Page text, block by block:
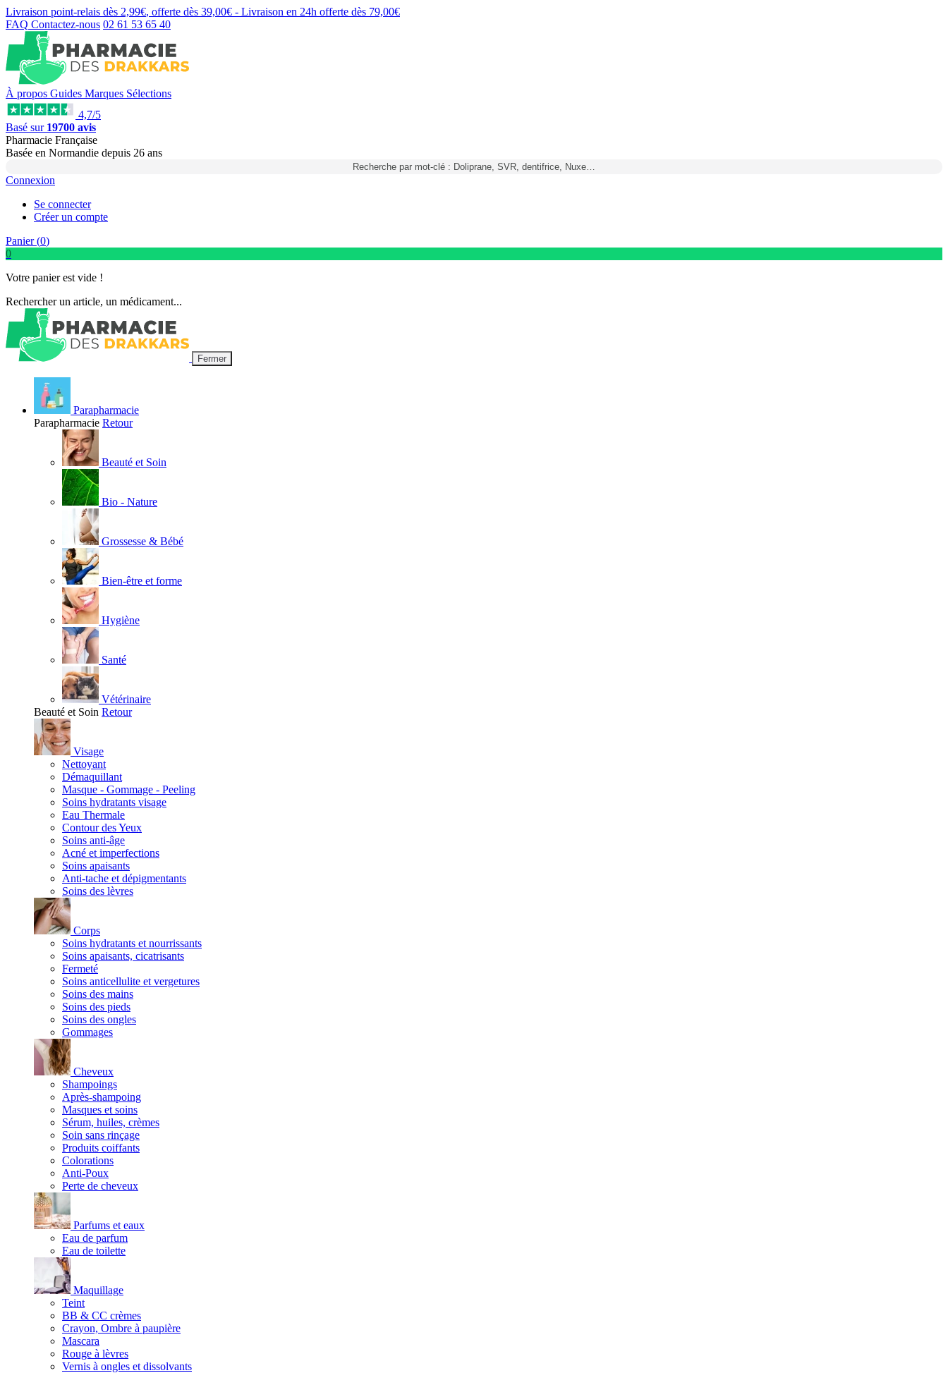
Livraison point-relais dès 2,99€, offerte dès 39,00€ - Livraison en 24h offerte dès 79,00€
FAQ Contactez-nous 02 61 53 65 40
À propos Guides Marques Sélections
4,7/5
Basé sur 19700 avis
Pharmacie Française
Basée en Normandie depuis 26 ans
Recherche par mot-clé : Doliprane, SVR, dentifrice, Nuxe…
Connexion
Se connecter
Créer un compte
Panier (0)
0
Votre panier est vide !
Rechercher un article, un médicament...
Fermer
Parapharmacie
Parapharmacie Retour
Beauté et Soin
Bio - Nature
Grossesse & Bébé
Bien-être et forme
Hygiène
Santé
Vétérinaire
Beauté et Soin Retour
Visage
Nettoyant
Démaquillant
Masque - Gommage - Peeling
Soins hydratants visage
Eau Thermale
Contour des Yeux
Soins anti-âge
Acné et imperfections
Soins apaisants
Anti-tache et dépigmentants
Soins des lèvres
Corps
Soins hydratants et nourrissants
Soins apaisants, cicatrisants
Fermeté
Soins anticellulite et vergetures
Soins des mains
Soins des pieds
Soins des ongles
Gommages
Cheveux
Shampoings
Après-shampoing
Masques et soins
Sérum, huiles, crèmes
Soin sans rinçage
Produits coiffants
Colorations
Anti-Poux
Perte de cheveux
Parfums et eaux
Eau de parfum
Eau de toilette
Maquillage
Teint
BB & CC crèmes
Crayon, Ombre à paupière
Mascara
Rouge à lèvres
Vernis à ongles et dissolvants